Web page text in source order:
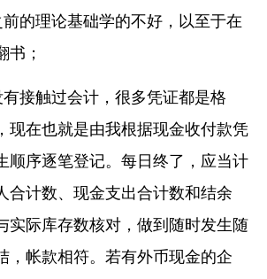
前的理论基础学的不好，以至于在
书；
有接触过会计，很多凭证都是格
现在也就是由我根据现金收付款凭
顺序逐笔登记。每日终了，应当计
合计数、现金支出合计数和结余
实际库存数核对，做到随时发生随
，帐款相符。若有外币现金的企